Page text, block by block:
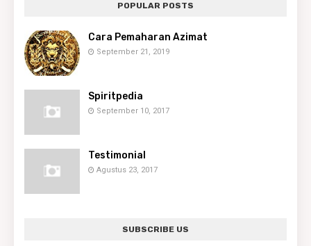
POPULAR POSTS
Cara Pemaharan Azimat
September 21, 2019
Spiritpedia
September 10, 2017
Testimonial
Agustus 23, 2017
SUBSCRIBE US